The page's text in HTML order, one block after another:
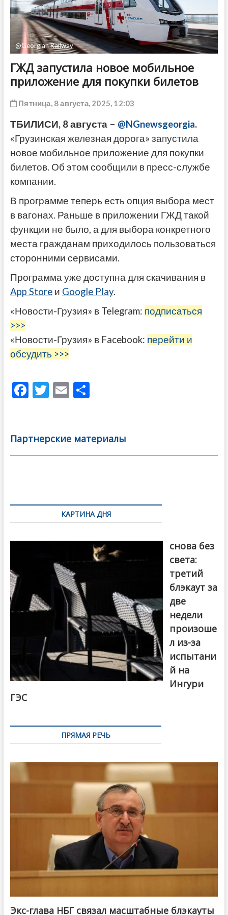
@Georgian Railway
ГЖД запустила новое мобильное
приложение для покупки билетов
Пятница, 8 августа, 2025, 12:03
ТБИЛИСИ, 8 августа – @NGnewsgeorgia.
«Грузинская железная дорога» запустила
новое мобильное приложение для покупки
билетов. Об этом сообщили в пресс-службе
компании.
В программе теперь есть опция выбора мест
в вагонах. Раньше в приложении ГЖД такой
функции не было, а для выбора конкретного
места гражданам приходилось пользоваться
сторонними сервисами.
Программа уже доступна для скачивания в
App Storeи Google Play.
«Новости-Грузия» в Telegram: подписаться
>>>
«Новости-Грузия» в Facebook: перейти и
обсудить >>>
F
b
o
T
er
E
l
О
а
в
Партнерские материалы
по
записямКАРТИНА ДНЯ
снова без
света:
третий
блэкаут за
две
недели
произоше
л из-за
испытани
й на
Ингури
ГЭС
ПРЯМАЯ РЕЧЬ
Экс-глава НБГ связал масштабные блэкауты